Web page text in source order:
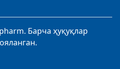
Барча ҳуқуқлар